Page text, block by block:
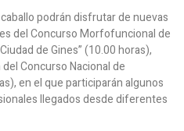
podrán disfrutar de nuevas
del Concurso Morfofuncional de
de Gines” (10.00 horas),
Concurso Nacional de
en el que participarán algunos
llegados desde diferentes